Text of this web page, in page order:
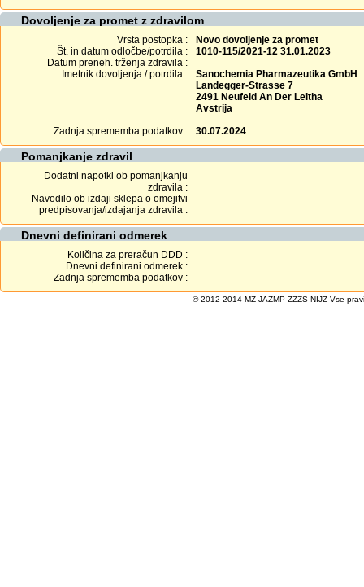
Dovoljenje za promet z zdravilom
Vrsta postopka :
Novo dovoljenje za promet
Št. in datum odločbe/potrdila :
1010-115/2021-12 31.01.2023
Datum preneh. trženja zdravila :
Imetnik dovoljenja / potrdila :
Sanochemia Pharmazeutika GmbH
Landegger-Strasse 7
2491 Neufeld An Der Leitha
Avstrija
Zadnja sprememba podatkov :
30.07.2024
Pomanjkanje zdravil
Dodatni napotki ob pomanjkanju
zdravila :
Navodilo ob izdaji sklepa o omejitvi
predpisovanja/izdajanja zdravila :
Dnevni definirani odmerek
Količina za preračun DDD :
Dnevni definirani odmerek :
Zadnja sprememba podatkov :
© 2012-2014 MZ JAZMP ZZZS NIJZ Vse